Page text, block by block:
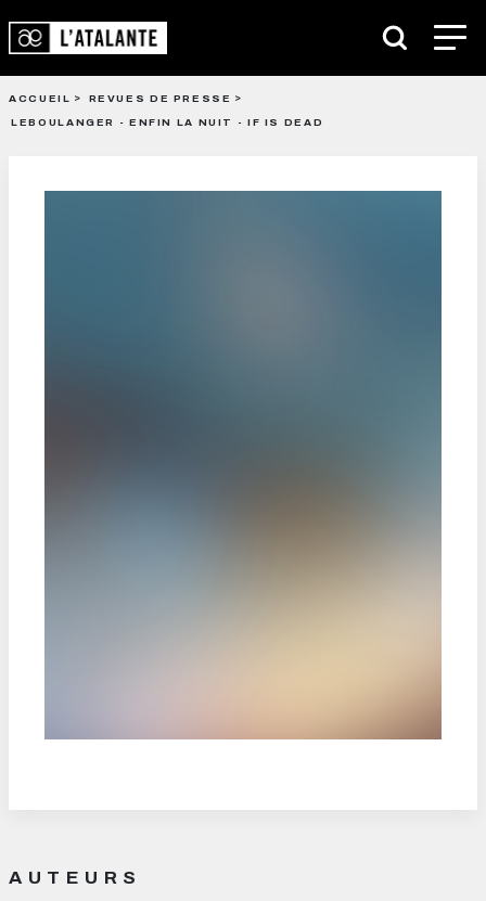
ACCUEIL
REVUES DE PRESSE
LEBOULANGER - ENFIN LA NUIT - IF IS DEAD
AUTEURS